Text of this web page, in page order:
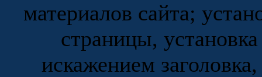
материалов сайта;
страницы,
искажением